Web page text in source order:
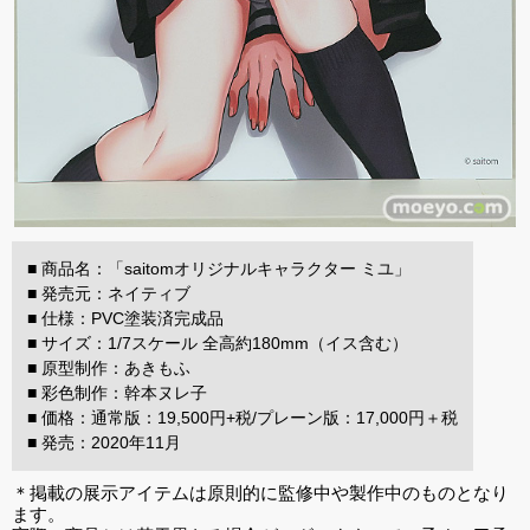
■ 商品名：「saitomオリジナルキャラクター ミユ」
■ 発売元：ネイティブ
■ 仕様：PVC塗装済完成品
■ サイズ：1/7スケール 全高約180mm（イス含む）
■ 原型制作：あきもふ
■ 彩色制作：幹本ヌレ子
■ 価格：通常版：19,500円+税/プレーン版：17,000円＋税
■ 発売：2020年11月
＊掲載の展示アイテムは原則的に監修中や製作中のものとなり
ます。